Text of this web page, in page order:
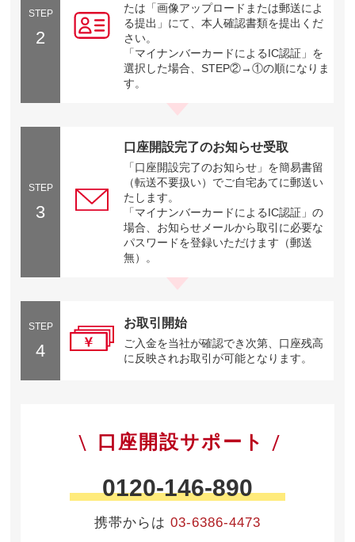
STEP
2
たは「画像アップロードまたは郵送によ
る提出」にて、本人確認書類を提出くだ
さい。
「マイナンバーカードによるIC認証」を
選択した場合、STEP②→①の順になりま
す。
STEP
3
口座開設完了のお知らせ受取
「口座開設完了のお知らせ」を簡易書留
（転送不要扱い）でご自宅あてに郵送い
たします。
「マイナンバーカードによるIC認証」の
場合、お知らせメールから取引に必要な
パスワードを登録いただけます（郵送
無）。
STEP
4
お取引開始
ご入金を当社が確認でき次第、口座残高
に反映されお取引が可能となります。
口座開設サポート
0120-146-890
携帯からは 03-6386-4473